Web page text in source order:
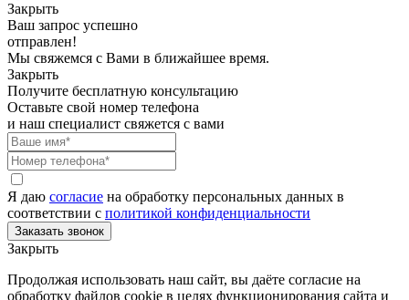
Закрыть
Ваш запрос успешно
отправлен!
Мы свяжемся с Вами в ближайшее время.
Закрыть
Получите бесплатную консультацию
Оставьте свой номер телефона
и наш специалист свяжется с вами
Я даю согласие на обработку персональных данных в
соответствии с политикой конфиденциальности
Закрыть
Продолжая использовать наш сайт, вы даёте согласие на
обработку файлов cookie в целях функционирования сайта и